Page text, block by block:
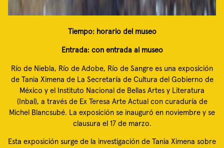
Tiempo: horario del museo
Entrada: con entrada al museo
Río de Niebla, Río de Adobe, Río de Sangre es una exposición
de Tania Ximena de La Secretaría de Cultura del Gobierno de
México y el Instituto Nacional de Bellas Artes y Literatura
(Inbal), a través de Ex Teresa Arte Actual con curaduría de
Michel Blancsubé. La exposición se inauguró en noviembre y se
clausura el 17 de marzo.
Esta exposición surge de la investigación de Tania Ximena sobre